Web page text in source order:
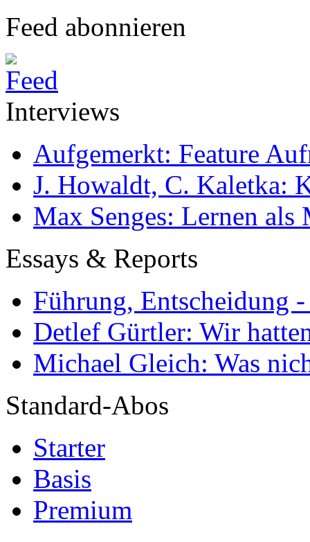
Feed abonnieren
Interviews
Aufgemerkt: Feature
J. Howaldt, C. Kaletka:
Max Senges: Lernen als
Essays & Reports
Führung, Entscheidung
Detlef Gürtler: Wir
Michael Gleich: Was
Standard-Abos
Starter
Basis
Premium